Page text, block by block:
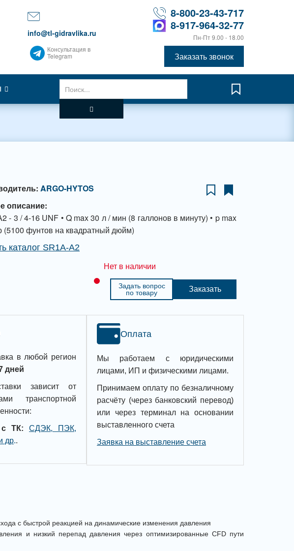
info@tl-gidravlika.ru
8-800-23-43-717
8-917-964-32-77
Пн-Пт 9.00 - 18.00
Консультация в
Telegram
Заказать звонок
ARGO-HYTOS
описание:
- 3 / 4-16 UNF • Q max 30 л / мин (8 галлонов в минуту) • p max
(5100 фунтов на квадратный дюйм)
каталог SR1A-A2
Нет в наличии
Задать вопрос
по товару
Заказать
Оплата
Мы работаем с юридическими
лицами, ИП и физическими лицами.
Принимаем оплату по безналичному
расчёту (через банковский перевод)
или через терминал на основании
выставленного счета
Заявка на выставление счета
в любой регион
дней
зависит от
транспортной
ТК:
СДЭК, ПЭК,
др..
с быстрой реакцией на динамические изменения давления
и низкий перепад давления через оптимизированные CFD пути